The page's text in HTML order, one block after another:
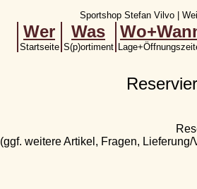
Sportshop Stefan Vilvo |
Wer
Startseite
Was
S(p)ortiment
(ggf. weitere Artikel, Fragen, Lieferung/